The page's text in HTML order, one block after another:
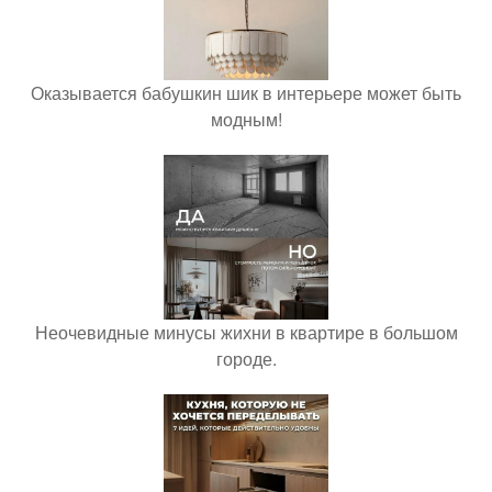
Оказывается бабушкин шик в интерьере может быть
модным!
Неочевидные минусы жихни в квартире в большом
городе.